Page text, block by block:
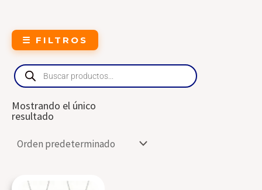
☰ FILTROS
Products
search
Mostrando el único
resultado
Este